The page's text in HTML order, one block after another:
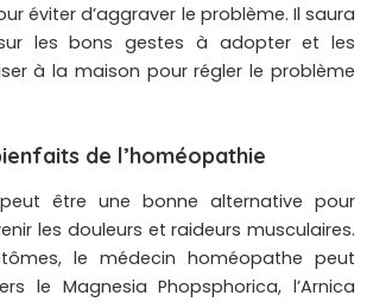
éviter d’aggraver le problème. Il saura
les bons gestes à adopter et les
à la maison pour régler le problème
de l’homéopathie
peut être une bonne alternative pour
les douleurs et raideurs musculaires.
le médecin homéopathe peut
le Magnesia Phopsphorica, l’Arnica